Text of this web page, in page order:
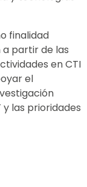
finalidad
partir de las
en CTI
el
y las prioridades